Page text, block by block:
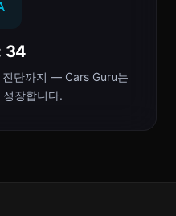
34
진단까지 — Cars Guru는
장합니다.